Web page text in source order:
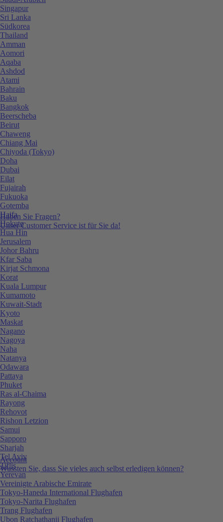
Haben Sie Fragen?
Unser Customer Service ist für Sie da!
Account
Wussten Sie, dass Sie vieles auch selbst erledigen können?
Singapur
Sri Lanka
Südkorea
Thailand
Amman
Aomori
Aqaba
Ashdod
Atami
Bahrain
Baku
Bangkok
Beerscheba
Beirut
Chaweng
Chiang Mai
Chiyoda (Tokyo)
Doha
Dubai
Eilat
Fujairah
Fukuoka
Gotemba
Haifa
Hokuto
Hua Hin
Jerusalem
Johor Bahru
Kfar Saba
Kirjat Schmona
Korat
Kuala Lumpur
Kumamoto
Kuwait-Stadt
Kyoto
Maskat
Nagano
Nagoya
Naha
Natanya
Odawara
Pattaya
Phuket
Ras al-Chaima
Rayong
Rehovot
Rishon Letzion
Samui
Sapporo
Sharjah
Tel Aviv
Tiflis
Yerevan
Vereinigte Arabische Emirate
Tokyo-Haneda International Flughafen
Tokyo-Narita Flughafen
Trang Flughafen
Ubon Ratchathanii Flughafen